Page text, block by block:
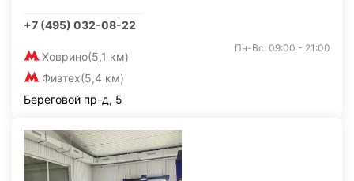
+7 (495) 032-08-22
Ховрино(5,1 км)
Физтех(5,4 км)
Пн-Вс: 09:00 - 21:00
Береговой пр-д, 5